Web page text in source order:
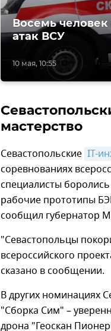
10 мая, 10:55
Восемь человек
атак ВСУ
мастерство
Севастопольские IT-
соревнованиях
специалисты
рабочие прототипы
сообщил губернатор
"Севастопольцы
всероссийского
сказано в сообщении.
В других номинациях
"Сборка Сим" –
дрона "Геоскан